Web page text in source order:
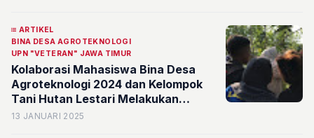
ARTIKEL
BINA DESA AGROTEKNOLOGI
UPN "VETERAN" JAWA TIMUR
Kolaborasi Mahasiswa Bina Desa
Agroteknologi 2024 dan Kelompok
Tani Hutan Lestari Melakukan
Kegiatan Polinasi Vanili untuk
13 JANUARI 2025